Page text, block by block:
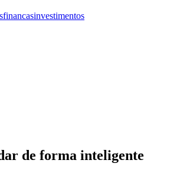
financasinvestimentos
de forma inteligente